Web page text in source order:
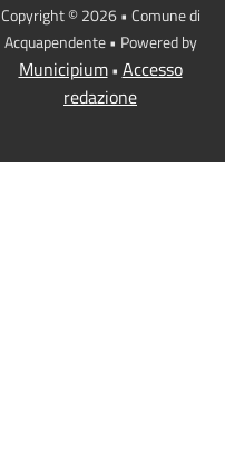
Copyright © 2026 • Comune di
Acquapendente • Powered by
Municipium• Accesso
redazione